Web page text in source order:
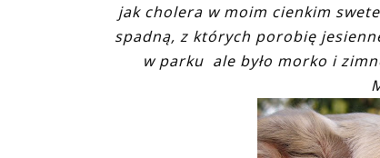
jak cholera w moim cienkim
spadną, z których porobię
w parku ale było morko i